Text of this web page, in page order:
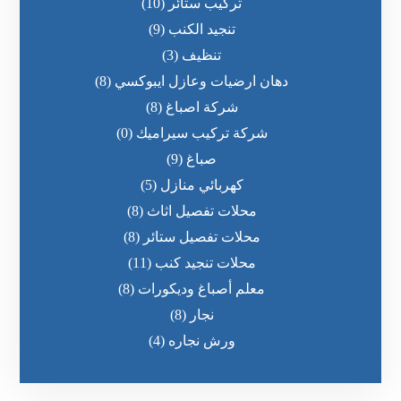
تركيب ستائر (10)
تنجيد الكنب (9)
تنظيف (3)
دهان ارضيات وعازل ايبوكسي (8)
شركة اصباغ (8)
شركة تركيب سيراميك (0)
صباغ (9)
كهربائي منازل (5)
محلات تفصيل اثاث (8)
محلات تفصيل ستائر (8)
محلات تنجيد كنب (11)
معلم أصباغ وديكورات (8)
نجار (8)
ورش نجاره (4)